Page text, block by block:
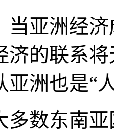
当亚洲经
济的联系
亚洲也是“
多数东南